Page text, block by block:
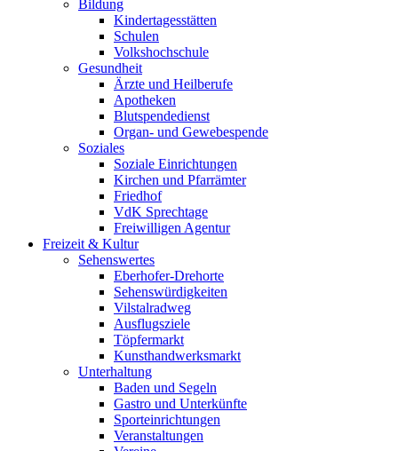
Bildung
Kindertagesstätten
Schulen
Volkshochschule
Gesundheit
Ärzte und Heilberufe
Apotheken
Blutspendedienst
Organ- und Gewebespende
Soziales
Soziale Einrichtungen
Kirchen und Pfarrämter
Friedhof
VdK Sprechtage
Freiwilligen Agentur
Freizeit & Kultur
Sehenswertes
Eberhofer-Drehorte
Sehenswürdigkeiten
Vilstalradweg
Ausflugsziele
Töpfermarkt
Kunsthandwerksmarkt
Unterhaltung
Baden und Segeln
Gastro und Unterkünfte
Sporteinrichtungen
Veranstaltungen